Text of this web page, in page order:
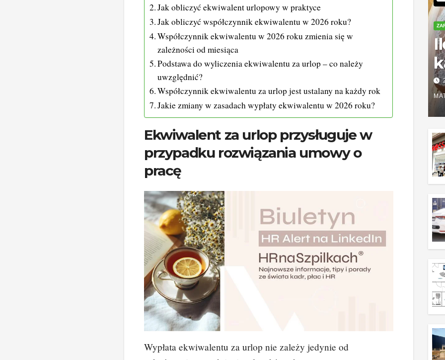
Jak obliczyć ekwiwalent urlopowy w praktyce
Jak obliczyć współczynnik ekwiwalentu w 2026 roku?
Współczynnik ekwiwalentu w 2026 roku zmienia się w
zależności od miesiąca
Podstawa do wyliczenia ekwiwalentu za urlop – co należy
uwzględnić?
Współczynnik ekwiwalentu za urlop jest ustalany na każdy rok
Jakie zmiany w zasadach wypłaty ekwiwalentu w 2026 roku?
Ekwiwalent za urlop przysługuje w
przypadku rozwiązania umowy o
pracę
Wypłata ekwiwalentu za urlop nie zależy jedynie od